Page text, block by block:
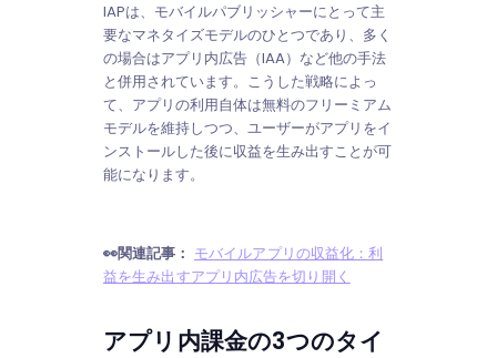
IAPは、モバイルパブリッシャーにとって主
要なマネタイズモデルのひとつであり、多く
の場合はアプリ内広告（IAA）など他の手法
と併用されています。こうした戦略によっ
て、アプリの利用自体は無料のフリーミアム
モデルを維持しつつ、ユーザーがアプリをイ
ンストールした後に収益を生み出すことが可
能になります。
👀関連記事： モバイルアプリの収益化：利
益を生み出すアプリ内広告を切り開く
アプリ内課金の3つのタイ